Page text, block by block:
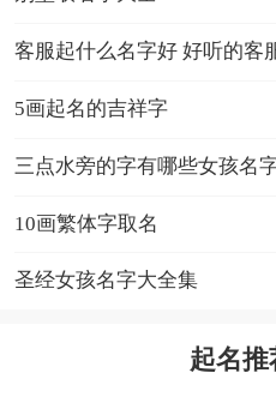
客服起什么名字好 好听的客
5画起名的吉祥字
三点水旁的字有哪些女孩名
10画繁体字取名
圣经女孩名字大全集
起名推